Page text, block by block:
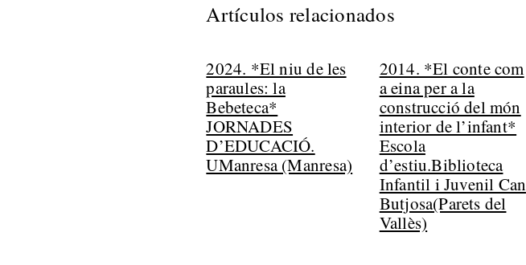
Artículos relacionados
2024. *El niu de les
paraules: la
Bebeteca*
JORNADES
D’EDUCACIÓ.
UManresa (Manresa)
2014. *El conte com
a eina per a la
construcció del món
interior de l’infant*
Escola
d’estiu.Biblioteca
Infantil i Juvenil Can
Butjosa(Parets del
Vallès)